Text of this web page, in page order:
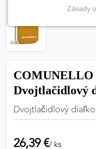
COMUNELLO
Dvojtlačidlový
Dvojtlačidlový
26,39 €/ ks
Tieto cookies sú
zabezpečiť jej
Zásady